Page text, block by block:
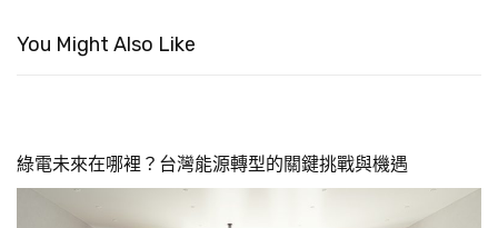
You Might Also Like
綠電未來在哪裡？台灣能源轉型的關鍵挑戰與機遇